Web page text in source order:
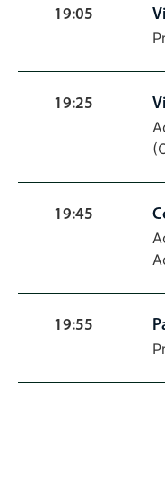
19:05
19:25
19:45
19:55